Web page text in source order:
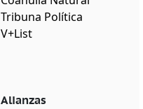
Tribuna Política
V+List
Alianzas